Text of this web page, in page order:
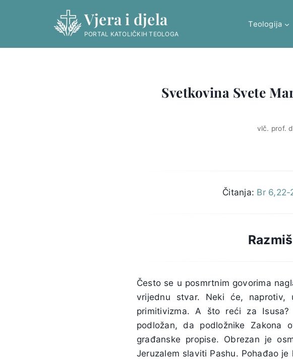
Vjera i djela
PORTAL KATOLIČKIH TEOLOGA
Teologija
Svetkovina Svete
vlč. prof.
Čitanja: Br 6,22-
Često se u posmrtnim govorima
vrijednu stvar. Neki će,
primitivizma. A što reći za
podložan, da podložnike Zakona
građanske propise. Obrezan je
Jeruzalem slaviti Pashu. Pohađao